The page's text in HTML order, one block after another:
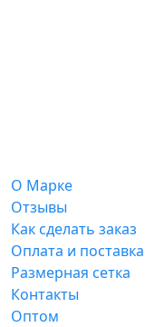
О Марке
Отзывы
Как сделать заказ
Оплата и поставка
Размерная сетка
Контакты
Оптом